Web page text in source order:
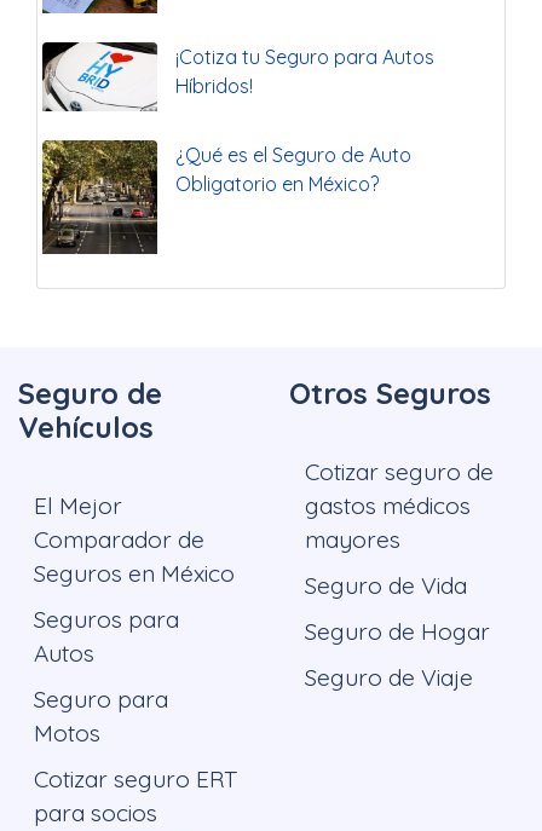
¡Cotiza tu Seguro para Autos
Híbridos!
¿Qué es el Seguro de Auto
Obligatorio en México?
Seguro de
Vehículos
El Mejor
Comparador de
Seguros en México
Seguros para
Autos
Seguro para
Motos
Cotizar seguro ERT
para socios
Otros Seguros
Cotizar seguro de
gastos médicos
mayores
Seguro de Vida
Seguro de Hogar
Seguro de Viaje